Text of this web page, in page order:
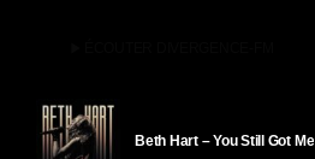
Beth Hart – You Still Got Me